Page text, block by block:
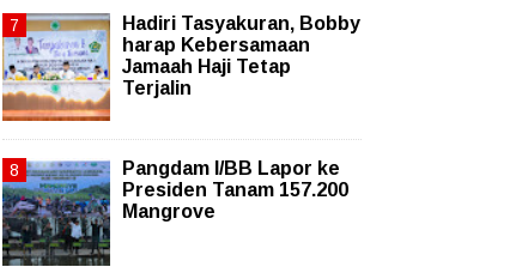
Hadiri Tasyakuran, Bobby
harap Kebersamaan
Jamaah Haji Tetap
Terjalin
Pangdam I/BB Lapor ke
Presiden Tanam 157.200
Mangrove